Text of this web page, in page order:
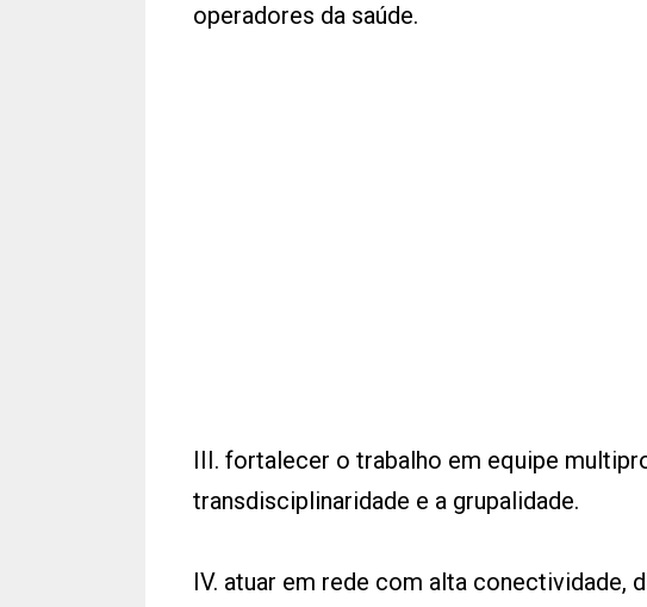
operadores da saúde.
III. fortalecer o trabalho em equipe
transdisciplinaridade e a grupalidade.
IV. atuar em rede com alta conectividade,